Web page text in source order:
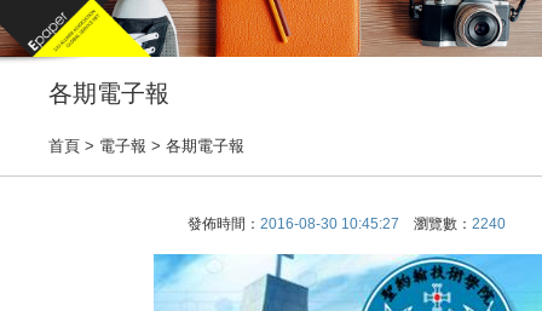
各期電子報
首頁 > 電子報 > 各期電子報
發佈時間： 2016-08-30 10:45:27 瀏覽數： 2240